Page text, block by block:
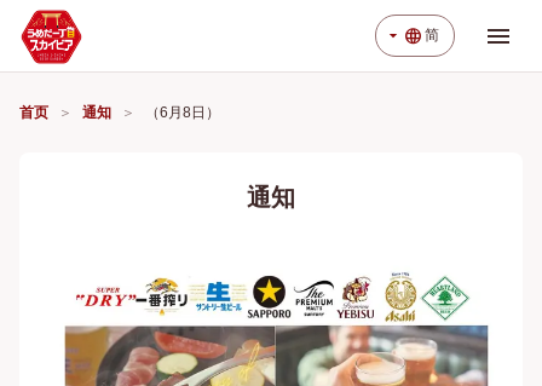
arrow_drop_down language 简 menu
首页 通知 （6月8日）
通知